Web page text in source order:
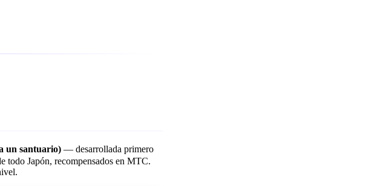
un santuario) — desarrollada primero
todo Japón, recompensados en MTC.